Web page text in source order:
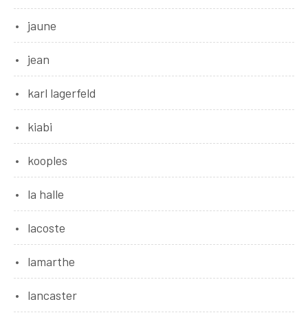
jaune
jean
karl lagerfeld
kiabi
kooples
la halle
lacoste
lamarthe
lancaster